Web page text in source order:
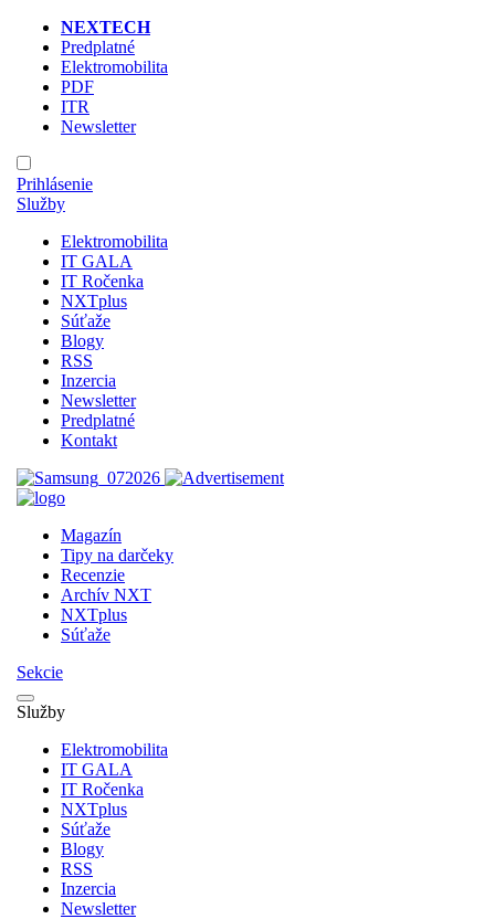
NEXTECH
Predplatné
Elektromobilita
PDF
ITR
Newsletter
Prihlásenie
Služby
Elektromobilita
IT GALA
IT Ročenka
NXTplus
Súťaže
Blogy
RSS
Inzercia
Newsletter
Predplatné
Kontakt
Magazín
Tipy na darčeky
Recenzie
Archív NXT
NXTplus
Súťaže
Sekcie
Služby
Elektromobilita
IT GALA
IT Ročenka
NXTplus
Súťaže
Blogy
RSS
Inzercia
Newsletter